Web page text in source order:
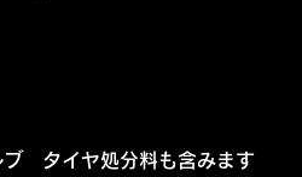
タイヤ処分料も含みます